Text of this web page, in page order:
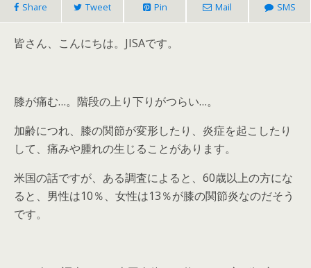
Share Tweet Pin Mail SMS
皆さん、こんにちは。JISAです。
膝が痛む…。階段の上り下りがつらい…。
加齢につれ、膝の関節が変形したり、炎症を起こしたり
して、痛みや腫れの生じることがあります。
米国の話ですが、ある調査によると、60歳以上の方にな
ると、男性は10％、女性は13％が膝の関節炎なのだそう
です。